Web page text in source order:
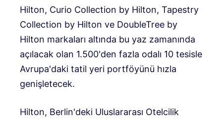
Hilton, Curio Collection by Hilton, Tapestry
Collection by Hilton ve DoubleTree by
Hilton markaları altında bu yaz zamanında
açılacak olan 1.500'den fazla odalı 10 tesisle
Avrupa'daki tatil yeri portföyünü hızla
genişletecek.
Hilton, Berlin'deki Uluslararası Otelcilik